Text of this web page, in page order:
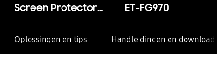
Screen Protector Galaxy S10e ET-FG970
Oplossingen en tips Handleidingen en